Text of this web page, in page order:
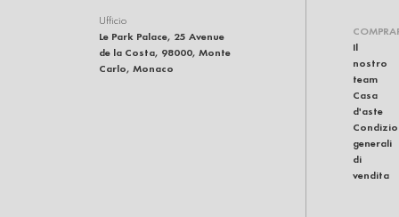
Ufficio
Le Park Palace, 25 Avenue
de la Costa, 98000, Monte
Carlo, Monaco
Il
nostro
team
Casa
d'aste
generali
di
vendita